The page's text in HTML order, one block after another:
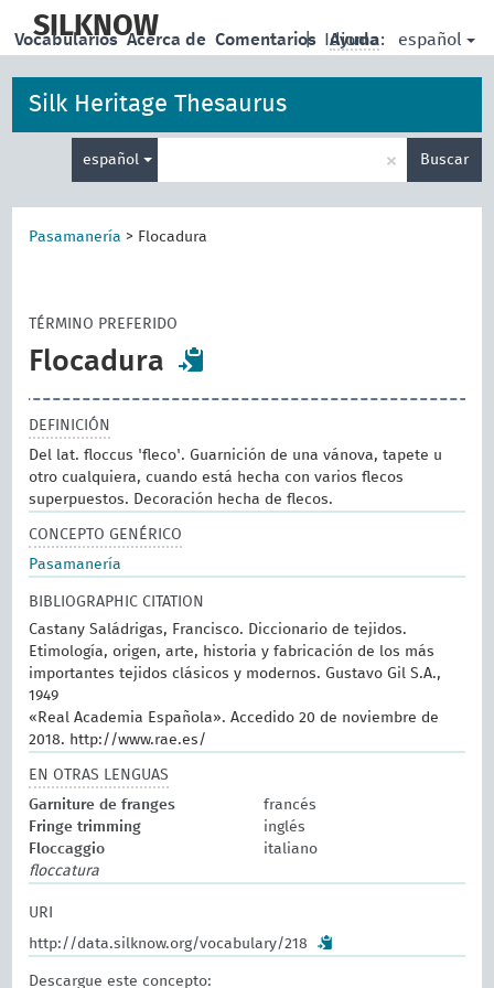
main
SILKNOW | Idioma: español
Vocabularios Acerca de Comentarios Ayuda
Silk Heritage Thesaurus
español × Buscar
Pasamanería > Flocadura
TÉRMINO PREFERIDO
Flocadura
DEFINICIÓN
Del lat. floccus 'fleco'. Guarnición de una vánova, tapete u
otro cualquiera, cuando está hecha con varios flecos
superpuestos. Decoración hecha de flecos.
CONCEPTO GENÉRICO
Pasamanería
BIBLIOGRAPHIC CITATION
Castany Saládrigas, Francisco. Diccionario de tejidos.
Etimología, origen, arte, historia y fabricación de los más
importantes tejidos clásicos y modernos. Gustavo Gil S.A.,
1949
«Real Academia Española». Accedido 20 de noviembre de
2018. http://www.rae.es/
EN OTRAS LENGUAS
Garniture de franges
francés
Fringe trimming
inglés
Floccaggio
italiano
floccatura
URI
http://data.silknow.org/vocabulary/218
Descargue este concepto: